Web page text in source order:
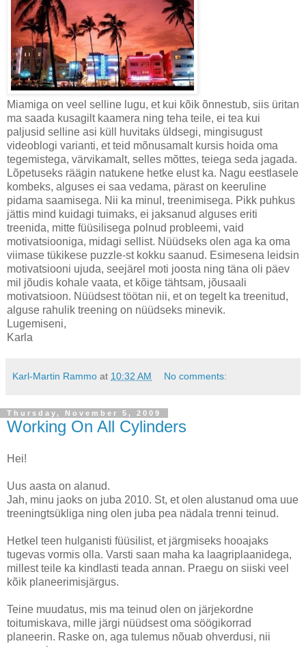
Miamiga on veel selline lugu, et kui kõik õnnestub, siis üritan
ma saada kusagilt kaamera ning teha teile, ei tea kui
paljusid selline asi küll huvitaks üldsegi, mingisugust
videoblogi varianti, et teid mõnusamalt kursis hoida oma
tegemistega, värvikamalt, selles mõttes, teiega seda jagada.
Lõpetuseks räägin natukene hetke elust ka. Nagu eestlasele
kombeks, alguses ei saa vedama, pärast on keeruline
pidama saamisega. Nii ka minul, treenimisega. Pikk puhkus
jättis mind kuidagi tuimaks, ei jaksanud alguses eriti
treenida, mitte füüsilisega polnud probleemi, vaid
motivatsiooniga, midagi sellist. Nüüdseks olen aga ka oma
viimase tükikese puzzle-st kokku saanud. Esimesena leidsin
motivatsiooni ujuda, seejärel moti joosta ning täna oli päev
mil jõudis kohale vaata, et kõige tähtsam, jõusaali
motivatsioon. Nüüdsest töötan nii, et on tegelt ka treenitud,
alguse rahulik treening on nüüdseks minevik.
Lugemiseni,
Karla
Karl-Martin Rammo at 10:32 AM No comments:
Thursday, November 5, 2009
Working On All Cylinders
Hei!
Uus aasta on alanud.
Jah, minu jaoks on juba 2010. St, et olen alustanud oma uue
treeningtsükliga ning olen juba pea nädala trenni teinud.
Hetkel teen hulganisti füüsilist, et järgmiseks hooajaks
tugevas vormis olla. Varsti saan maha ka laagriplaanidega,
millest teile ka kindlasti teada annan. Praegu on siiski veel
kõik planeerimisjärgus.
Teine muudatus, mis ma teinud olen on järjekordne
toitumiskava, mille järgi nüüdsest oma söögikorrad
planeerin. Raske on, aga tulemus nõuab ohverdusi, nii